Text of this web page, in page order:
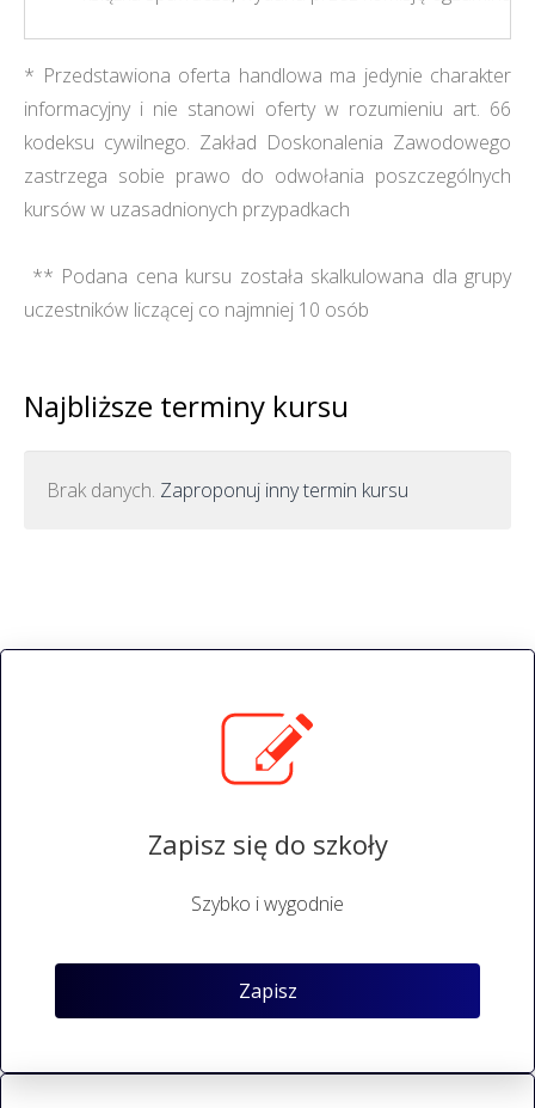
* Przedstawiona oferta handlowa ma jedynie charakter
informacyjny i nie stanowi oferty w rozumieniu art. 66
kodeksu cywilnego. Zakład Doskonalenia Zawodowego
zastrzega sobie prawo do odwołania poszczególnych
kursów w uzasadnionych przypadkach
** Podana cena kursu została skalkulowana dla grupy
uczestników liczącej co najmniej 10 osób
Najbliższe terminy kursu
Brak danych. Zaproponuj inny termin kursu
Zapisz się do szkoły
Szybko i wygodnie
Zapisz